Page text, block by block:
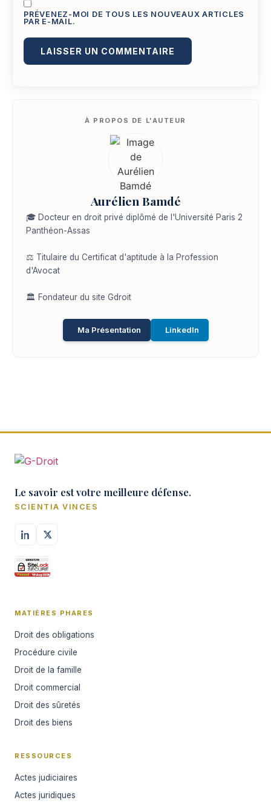
PRÉVENEZ-MOI DE TOUS LES NOUVEAUX ARTICLES
PAR E-MAIL.
Aurélien Bamdé
🎓 Docteur en droit privé diplômé de l'Université Paris 2
Panthéon-Assas
⚖️ Titulaire du Certificat d'aptitude à la Profession
d'Avocat
🏛️ Fondateur du site Gdroit
Ma Présentation LinkedIn
Le savoir est votre meilleure défense.
SCIENTIA VINCES
MATIÈRES PHARES
Droit des obligations
Procédure civile
Droit de la famille
Droit commercial
Droit des sûretés
Droit des biens
RESSOURCES
Actes judiciaires
Actes juridiques